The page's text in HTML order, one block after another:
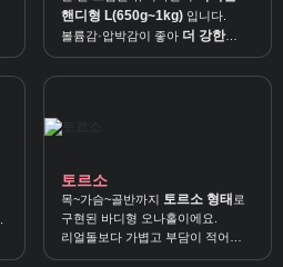
핸디형 L(650g~1kg) 입니다.
볼륨감·압박감이 좋아 더 강한
사용감을 원할 때 잘 맞아요.
토르소
목~가슴~골반까지 토르소 형태 로
구현된 바디형 오나홀이에요.
리얼돌보다 가볍고 부담이 적어
볼륨 플레이에 잘 맞습니다.